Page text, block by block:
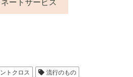
ートサービス
トクロス 流行のもの